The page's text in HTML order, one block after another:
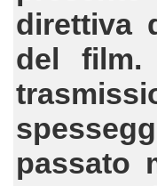
direttiva
del film.
passato